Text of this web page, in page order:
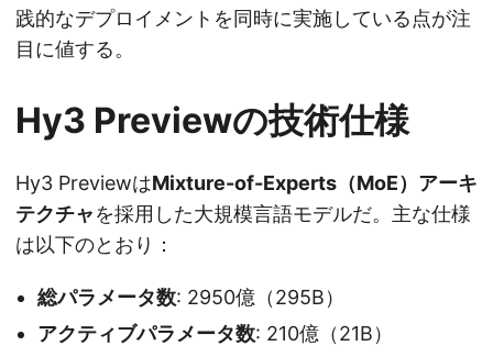
践的なデプロイメントを同時に実施している点が注
目に値する。
Hy3 Previewの技術仕様
Hy3 PreviewはMixture-of-Experts（MoE）アーキ
テクチャを採用した大規模言語モデルだ。主な仕様
は以下のとおり：
総パラメータ数: 2950億（295B）
アクティブパラメータ数: 210億（21B）